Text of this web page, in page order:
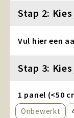
Stap 2:
Vul hier een
Stap 3:
1 panel (<50
Onbewerkt